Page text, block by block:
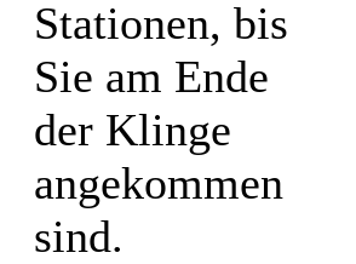
Stationen, bis
Sie am Ende
der Klinge
angekommen
sind.